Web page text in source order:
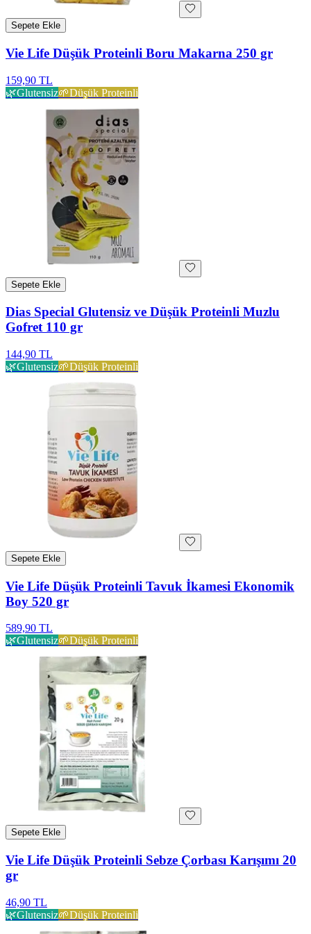
Sepete Ekle
Vie Life Düşük Proteinli Boru Makarna 250 gr
159,90 TL
🌿Glutensiz🌱Düşük Proteinli
Sepete Ekle
Dias Special Glutensiz ve Düşük Proteinli Muzlu
Gofret 110 gr
144,90 TL
🌿Glutensiz🌱Düşük Proteinli
Sepete Ekle
Vie Life Düşük Proteinli Tavuk İkamesi Ekonomik
Boy 520 gr
589,90 TL
🌿Glutensiz🌱Düşük Proteinli
Sepete Ekle
Vie Life Düşük Proteinli Sebze Çorbası Karışımı 20
gr
46,90 TL
🌿Glutensiz🌱Düşük Proteinli